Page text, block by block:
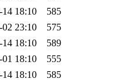
18:10
585
23:10
575
18:10
589
18:10
555
18:10
585